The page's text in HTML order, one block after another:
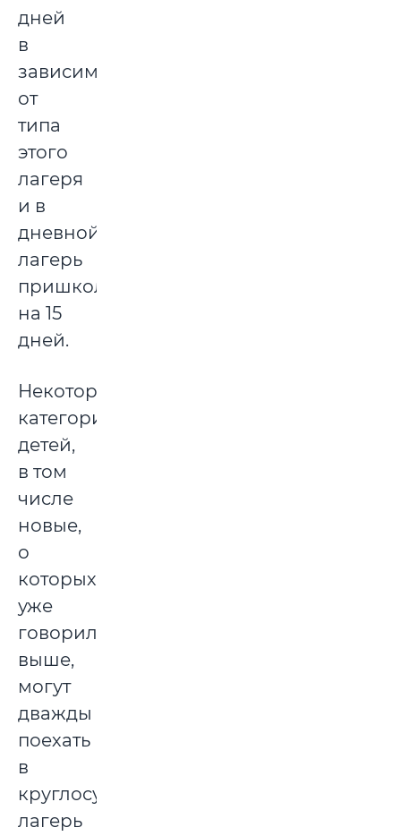
дней
в
зависимости
от
типа
этого
лагеря
и в
дневной
лагерь
пришкольный
на 15
дней.
Некоторые
категории
детей,
в том
числе
новые,
о
которых
уже
говорилось
выше,
могут
дважды
поехать
в
круглосуточный
лагерь